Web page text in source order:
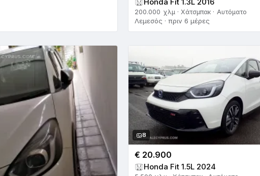
200.000 χλμ · Χάτσμπακ · Αυτόματο
Λεμεσός · πριν 6 μέρες
8
€ 20.900
Honda Fit 1.5L 2024